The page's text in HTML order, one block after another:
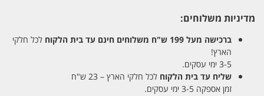
מדיניות משלוחים:
ברכישה מעל 199 ש"ח משלוחים חינם עד בית הלקוח לכל חלקי
הארץ!
3-5 ימי עסקים.
שליח עד בית הלקוח לכל חלקי הארץ – 23 ש"ח
זמן אספקה 3-5 ימי עסקים.